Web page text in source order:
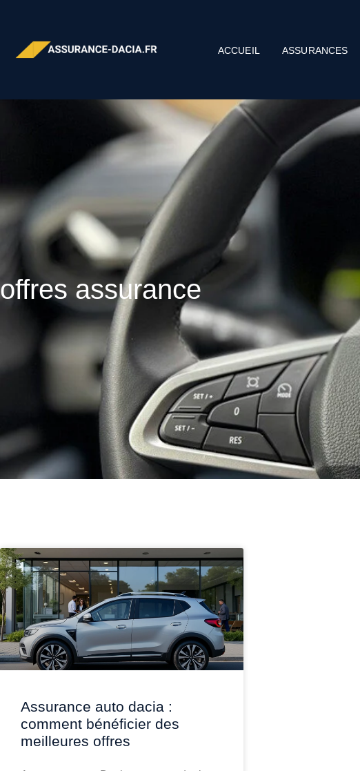
ACCUEIL ASSURANCES
offres assurance
Assurance auto dacia :
comment bénéficier des
meilleures offres